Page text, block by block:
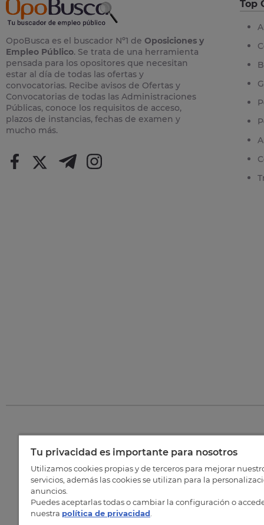
OpoBusca es el buscador Nº1 de Oposiciones y
Empleo Público. Se trata de una herramienta
pensada para los opositores que necesitan
estar al día de todas las ofertas y
convocatorias. Recibe avisos de Ofertas y
Convocatorias de todas las Administraciones
Públicas, conoce los requisitos de acceso,
plazos de instancias, fechas de examen y
mucho más.
Top
Tu privacidad es importante para nosotros
Utilizamos cookies propias y de terceros para mejorar
servicios, además las cookies se utilizan para la
anuncios.
Puedes aceptarlas todas o cambiar la configuración o
nuestra política de privacidad